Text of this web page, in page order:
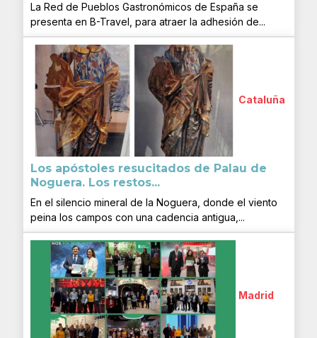
La Red de Pueblos Gastronómicos de España se
presenta en B-Travel, para atraer la adhesión de...
Cataluña
Los apóstoles resucitados de Palau de
Noguera. Los restos...
En el silencio mineral de la Noguera, donde el viento
peina los campos con una cadencia antigua,...
Madrid